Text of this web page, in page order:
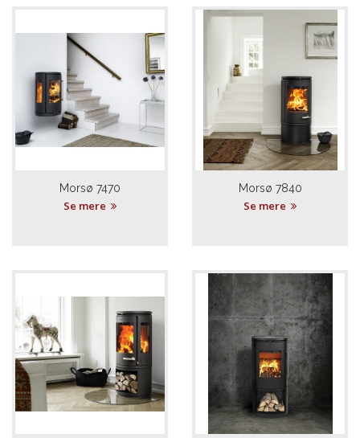
Morsø 7470
Se mere
Morsø 7840
Se mere